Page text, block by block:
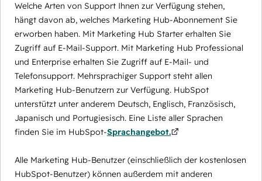
Welche Arten von Support Ihnen zur Verfügung stehen,
hängt davon ab, welches Marketing Hub-Abonnement Sie
erworben haben. Mit Marketing Hub Starter erhalten Sie
Zugriff auf E-Mail-Support. Mit Marketing Hub Professional
und Enterprise erhalten Sie Zugriff auf E-Mail- und
Telefonsupport. Mehrsprachiger Support steht allen
Marketing Hub-Benutzern zur Verfügung. HubSpot
unterstützt unter anderem Deutsch, Englisch, Französisch,
Japanisch und Portugiesisch. Eine Liste aller Sprachen
finden Sie im HubSpot-Sprachangebot.
Alle Marketing Hub-Benutzer (einschließlich der kostenlosen
HubSpot-Benutzer) können außerdem mit anderen